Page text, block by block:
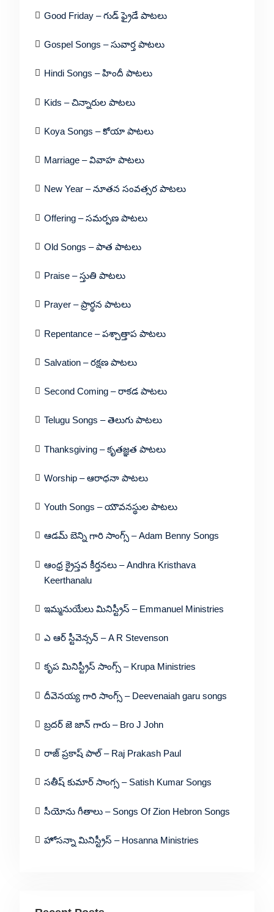
Good Friday – గుడ్ ఫ్రైడే పాటలు
Gospel Songs – సువార్త పాటలు
Hindi Songs – హిందీ పాటలు
Kids – చిన్నారుల పాటలు
Koya Songs – కోయా పాటలు
Marriage – వివాహ పాటలు
New Year – నూతన సంవత్సర పాటలు
Offering – సమర్పణ పాటలు
Old Songs – పాత పాటలు
Praise – స్తుతి పాటలు
Prayer – ప్రార్థన పాటలు
Repentance – పశ్చాత్తాప పాటలు
Salvation – రక్షణ పాటలు
Second Coming – రాకడ పాటలు
Telugu Songs – తెలుగు పాటలు
Thanksgiving – కృతజ్ఞత పాటలు
Worship – ఆరాధనా పాటలు
Youth Songs – యౌవనస్థుల పాటలు
ఆడమ్ బెన్ని గారి సాంగ్స్ – Adam Benny Songs
ఆంధ్ర క్రైస్తవ కీర్తనలు – Andhra Kristhava
Keerthanalu
ఇమ్మనుయేలు మినిస్ట్రీస్ – Emmanuel Ministries
ఎ ఆర్ స్టీవెన్సన్ – A R Stevenson
కృప మినిస్ట్రీస్ సాంగ్స్ – Krupa Ministries
దీవెనయ్య గారి సాంగ్స్ – Deevenaiah garu songs
బ్రదర్ జె జాన్ గారు – Bro J John
రాజ్ ప్రకాష్ పాల్ – Raj Prakash Paul
సతీష్ కుమార్ సాంగ్స – Satish Kumar Songs
సీయోను గీతాలు – Songs Of Zion Hebron Songs
హోసన్నా మినిస్ట్రీస్ – Hosanna Ministries